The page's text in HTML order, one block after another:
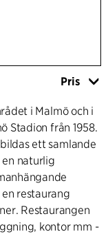
Pris
i Malmö och i
Stadion från 1958.
ett samlande
naturlig
restaurang
Restaurangen
kontor mm -